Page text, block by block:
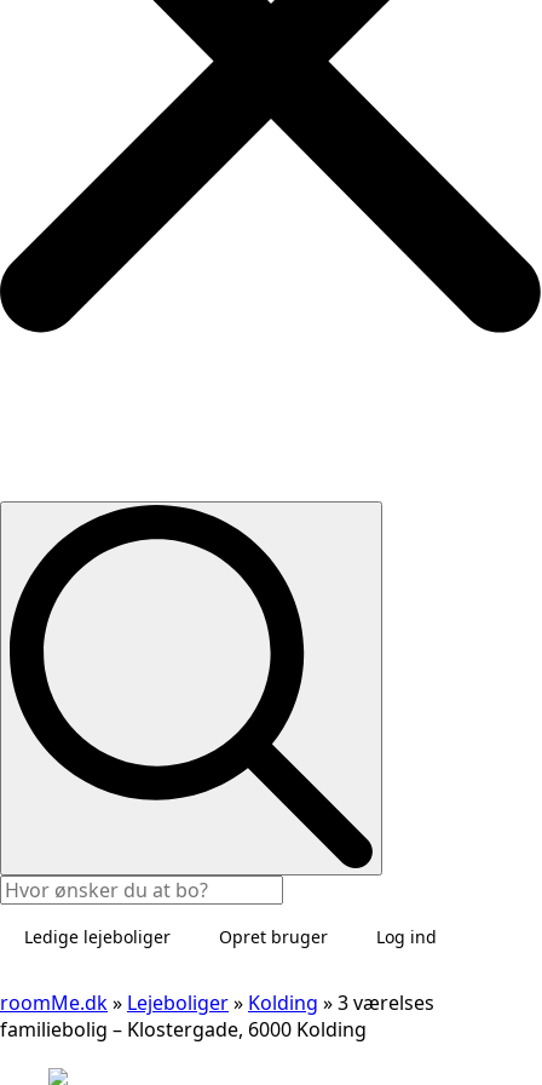
Ledige lejeboliger Opret bruger Log ind
roomMe.dk» Lejeboliger» Kolding »3 værelses
familiebolig – Klostergade, 6000 Kolding